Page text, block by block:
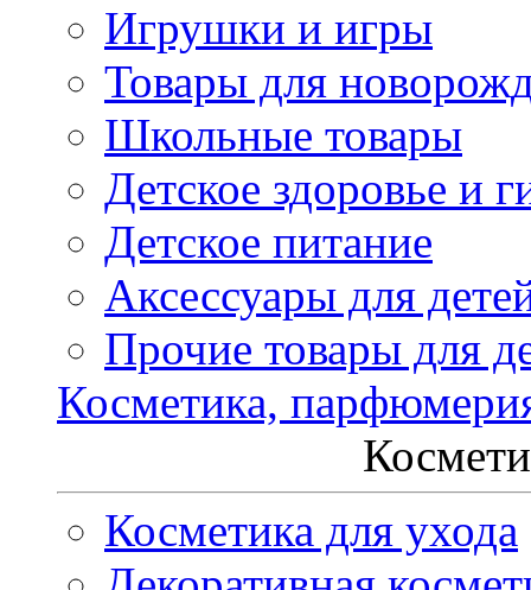
Игрушки и игры
Товары для
Школьные товары
Детское здоровье и
Детское питание
Аксессуары для
Прочие товары для
Косметика,
Косметика для ухода